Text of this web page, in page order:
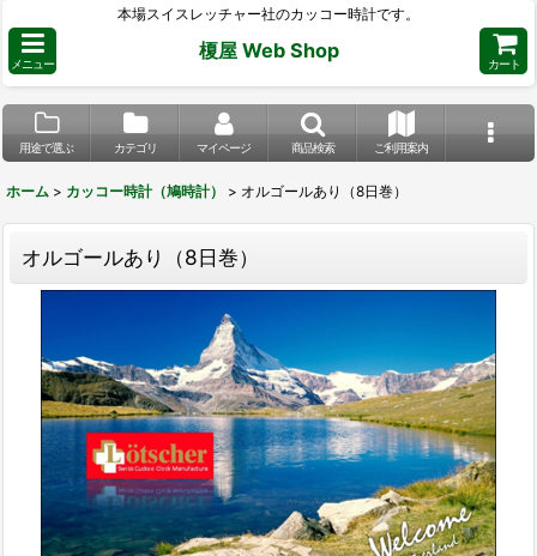
本場スイスレッチャー社のカッコー時計です。
メニュー
榎屋 Web Shop
カート
用途で選ぶ カテゴリ マイページ 商品検索 ご利用案内
ホーム > カッコー時計（鳩時計） > オルゴールあり（8日巻）
オルゴールあり（8日巻）